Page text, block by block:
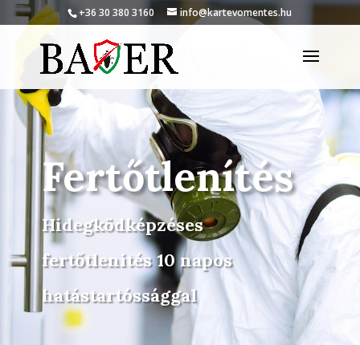
+36 30 380 3160 info@kartevomentes.hu
Fertőtlenítés
Hidegködképzéses
fertőtlenítés 10 napos
hatástartóssággal